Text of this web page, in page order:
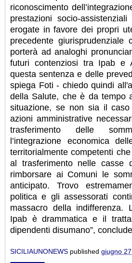
riconoscimento
prestazioni socio-
erogate in favore dei propri
precedente giurisprudenziale
porterà ad analoghi
futuri contenziosi tra Ipab e
questa sentenza e delle
spiega Foti - chiedo quindi
della Salute, che è da tempo
situazione, se non sia il
azioni amministrative
trasferimento delle
l’integrazione economica
territorialmente competenti
al trasferimento nelle casse
rimborsare ai Comuni le
anticipato. Trovo
politica e gli assessorati
massacro della indifferenza.
Ipab è drammatica e il
dipendenti disumano”,
SICILIAUNONEWS published giugno